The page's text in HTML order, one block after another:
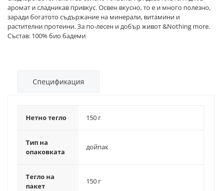
аромат и сладникав привкус. Освен вкусно, то е и много полезно,
заради богатото съдържание на минерали, витамини и
растителни протеини. За по-лесен и добър живот &Nothing more.
Състав: 100% био бадеми
Спецификация
Нетно тегло 150 г
Тип на
опаковката
дойпак
Тегло на
пакет
150 г